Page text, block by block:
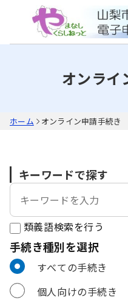
オンライ
ホーム オンライン申請手続き
キーワードで探す
類義語検索を行う
手続き種別を選択
利用者選択すべての手続き
個人向けの手続き